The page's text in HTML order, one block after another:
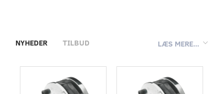
LÆS MERE...
NYHEDER TILBUD